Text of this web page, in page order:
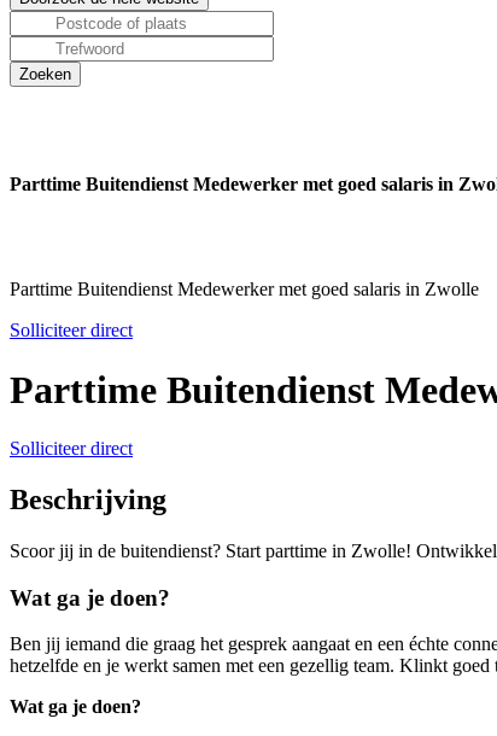
Parttime Buitendienst Medewerker met goed salaris in
Parttime Buitendienst Medewerker met goed salaris in Zwolle
Solliciteer direct
Parttime Buitendienst
Solliciteer direct
Beschrijving
Scoor jij in de buitendienst? Start parttime in Zwolle!
Wat ga je doen?
Ben jij iemand die graag het gesprek aangaat en een échte
hetzelfde en je werkt samen met een gezellig team. Klinkt
Wat ga je doen?